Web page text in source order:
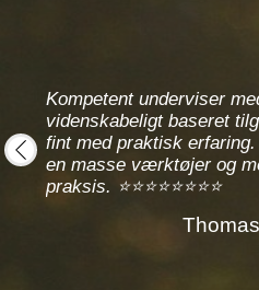
gav
Kompetent underviser
videnskabeligt baseret
fint med praktisk
en masse værktøjer og
praksis. ⭐⭐⭐⭐⭐⭐⭐⭐